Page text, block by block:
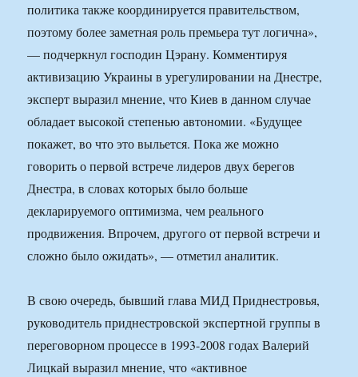
политика также координируется правительством,
поэтому более заметная роль премьера тут логична»,
— подчеркнул господин Цэрану. Комментируя
активизацию Украины в урегулировании на Днестре,
эксперт выразил мнение, что Киев в данном случае
обладает высокой степенью автономии. «Будущее
покажет, во что это выльется. Пока же можно
говорить о первой встрече лидеров двух берегов
Днестра, в словах которых было больше
декларируемого оптимизма, чем реального
продвижения. Впрочем, другого от первой встречи и
сложно было ожидать», — отметил аналитик.
В свою очередь, бывший глава МИД Приднестровья,
руководитель приднестровской экспертной группы в
переговорном процессе в 1993-2008 годах Валерий
Лицкай выразил мнение, что «активное